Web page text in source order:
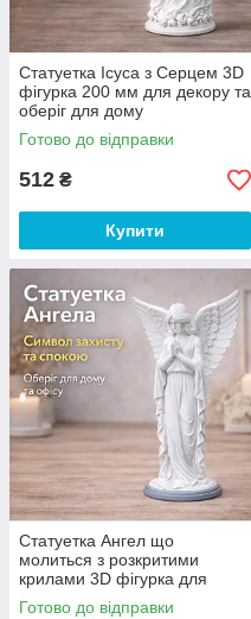
Статуетка Ісуса з Серцем 3D
фігурка 200 мм для декору та
оберіг для дому
Готово до відправки
512 ₴
Купити
Статуетка Ангел що
молиться з розкритими
крилами 3D фігурка для
декору та оберіг для дому
Готово до відправки